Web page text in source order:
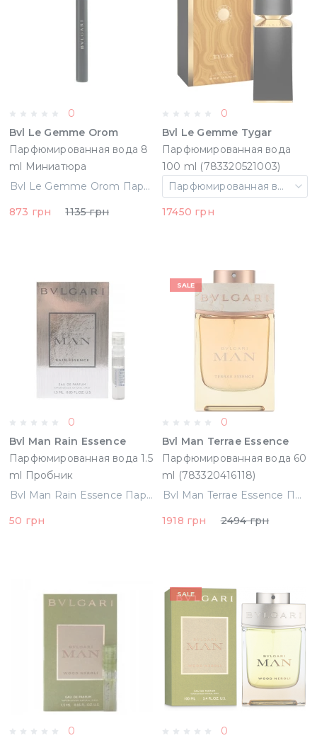
0
Bvl Le Gemme Orom
Парфюмированная вода 8
ml Миниатюра
Bvl Le Gemme Orom Парфюмированная вода 8 ml Миниатюра
873 грн
1135 грн
0
Bvl Le Gemme Tygar
Парфюмированная вода
100 ml (783320521003)
Парфюмированная вода 100 ml
17450 грн
0
Bvl Man Rain Essence
Парфюмированная вода 1.5
ml Пробник
Bvl Man Rain Essence Парфюмированная вода 1.5 ml Пробник
50 грн
SALE
0
Bvl Man Terrae Essence
Парфюмированная вода 60
ml (783320416118)
Bvl Man Terrae Essence Парфюмированная вода 60 ml (783320416118)
1918 грн
2494 грн
0
SALE
0